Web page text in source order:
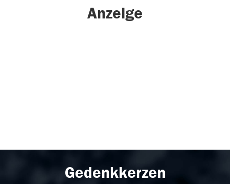
Anzeige
Gedenkkerzen